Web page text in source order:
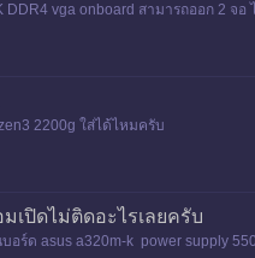
DDR4 vga onboard สามารถออก 2 จอ
2200g ใส่ได้ไหมครับ
เปิดไม่ติดอะไรเลยครับ
อร์ด asus a320m-k power supply